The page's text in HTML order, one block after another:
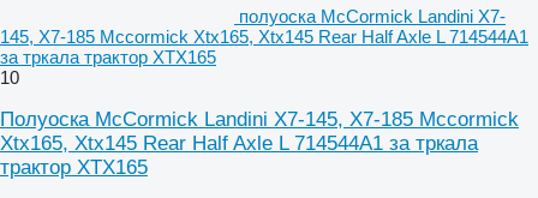
полуоска McCormick Landini X7-
145, X7-185 Mccormick Xtx165, Xtx145 Rear Half Axle L 714544A1
за тркала трактор XTX165
10
Полуоска McCormick Landini X7-145, X7-185 Mccormick
Xtx165, Xtx145 Rear Half Axle L 714544A1 за тркала
трактор XTX165